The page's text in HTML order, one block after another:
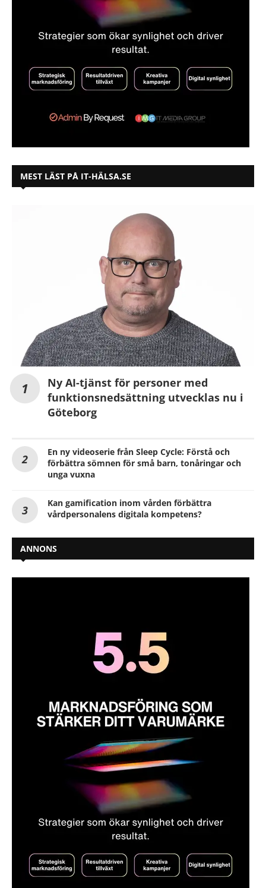
MEST LÄST PÅ IT-HÄLSA.SE
Ny AI-tjänst för personer med
funktionsnedsättning utvecklas nu i
Göteborg
En ny videoserie från Sleep Cycle: Förstå och
förbättra sömnen för små barn, tonåringar och
unga vuxna
Kan gamification inom vården förbättra
vårdpersonalens digitala kompetens?
ANNONS